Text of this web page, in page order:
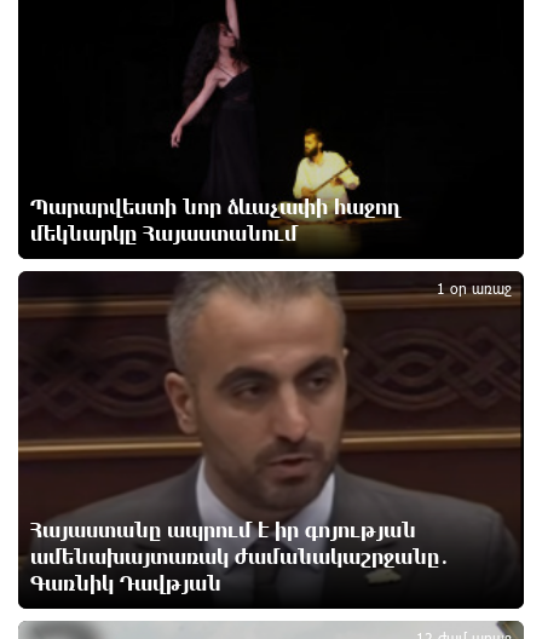
Չհանե´ս խաչդ, Հայաստան աշխարհ․ Ուժեղ
Սիցիլիայի օդանավակայանը փակվել է Էթնա
հրաբխի ժայթքման պատճառով
Հետվճարի փոխարեն՝ արժանապատիվ և ֆիքսված
թոշակ․ ինչու է գործող համակարգը սոցիալական
անարդարության խնդիր ստեղծում. Հրայր
Երևանի Կենտրոնում փոշու պարունակությունը
գրեթե ամբողջ շաբաթ գերազանցել է թույլատրելի
սահմանը
Իրանը պատրաստ է բացել Հորմուզի նեղուցը, եթե
Պարարվեստի նոր ձևաչափի հաջող
մեկնարկը Հայաստանում
Հայաստանը ապրում է իր գոյության
ամենախայտառակ ժամանակաշրջանը․
Գառնիկ Դավթյան
1 օր առաջ
2